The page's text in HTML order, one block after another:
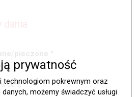
cenę
prywatność
technologiom pokrewnym oraz
możemy świadczyć usługi